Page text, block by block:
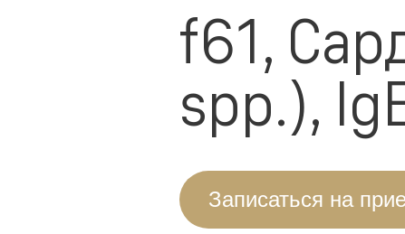
f61,
spp.),
Записаться на